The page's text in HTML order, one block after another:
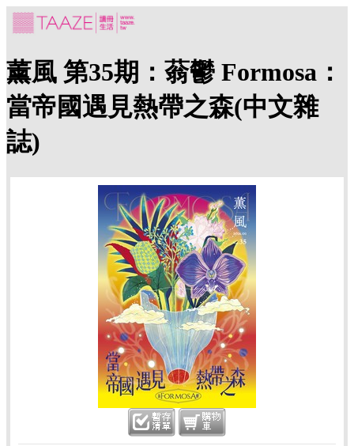
薰風 第35期：蓊鬱 Formosa：
當帝國遇見熱帶之森(中文雜
誌)